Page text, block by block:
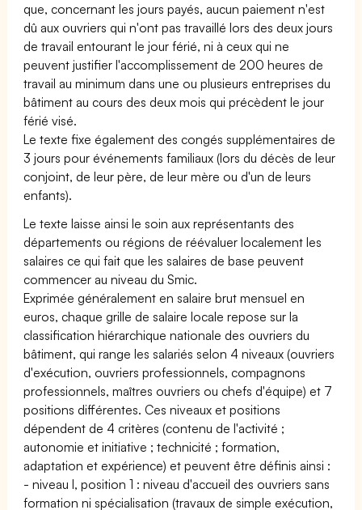
que, concernant les jours payés, aucun paiement n'est
dû aux ouvriers qui n'ont pas travaillé lors des deux jours
de travail entourant le jour férié, ni à ceux qui ne
peuvent justifier l'accomplissement de 200 heures de
travail au minimum dans une ou plusieurs entreprises du
bâtiment au cours des deux mois qui précèdent le jour
férié visé.
Le texte fixe également des congés supplémentaires de
3 jours pour événements familiaux (lors du décès de leur
conjoint, de leur père, de leur mère ou d'un de leurs
enfants).
Le texte laisse ainsi le soin aux représentants des
départements ou régions de réévaluer localement les
salaires ce qui fait que les salaires de base peuvent
commencer au niveau du Smic.
Exprimée généralement en salaire brut mensuel en
euros, chaque grille de salaire locale repose sur la
classification hiérarchique nationale des ouvriers du
bâtiment, qui range les salariés selon 4 niveaux (ouvriers
d'exécution, ouvriers professionnels, compagnons
professionnels, maîtres ouvriers ou chefs d'équipe) et 7
positions différentes. Ces niveaux et positions
dépendent de 4 critères (contenu de l'activité ;
autonomie et initiative ; technicité ; formation,
adaptation et expérience) et peuvent être définis ainsi :
- niveau I, position 1 : niveau d'accueil des ouvriers sans
formation ni spécialisation (travaux de simple exécution,